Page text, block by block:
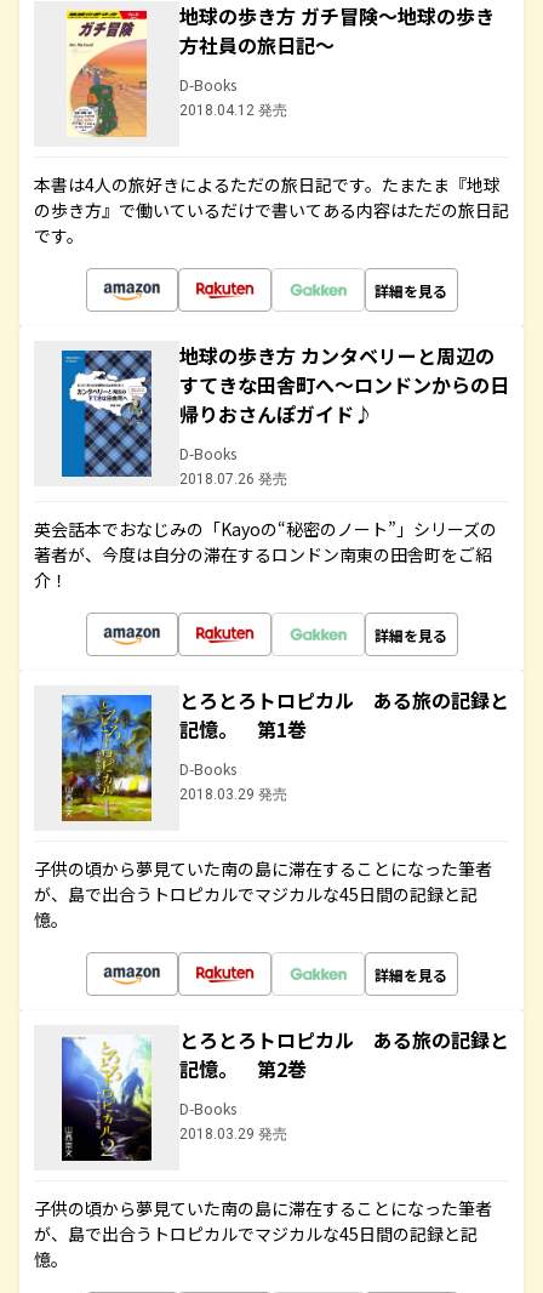
地球の歩き方 ガチ冒険～地球の歩き
方社員の旅日記～
D-Books
2018.04.12 発売
本書は4人の旅好きによるただの旅日記です。たまたま『地球
の歩き方』で働いているだけで書いてある内容はただの旅日記
です。
詳細を見る
地球の歩き方 カンタベリーと周辺の
すてきな田舎町へ～ロンドンからの日
帰りおさんぽガイド♪
D-Books
2018.07.26 発売
英会話本でおなじみの「Kayoの“秘密のノート”」シリーズの
著者が、今度は自分の滞在するロンドン南東の田舎町をご紹
介！
詳細を見る
とろとろトロピカル ある旅の記録と
記憶。 第1巻
D-Books
2018.03.29 発売
子供の頃から夢見ていた南の島に滞在することになった筆者
が、島で出合うトロピカルでマジカルな45日間の記録と記
憶。
詳細を見る
とろとろトロピカル ある旅の記録と
記憶。 第2巻
D-Books
2018.03.29 発売
子供の頃から夢見ていた南の島に滞在することになった筆者
が、島で出合うトロピカルでマジカルな45日間の記録と記
憶。